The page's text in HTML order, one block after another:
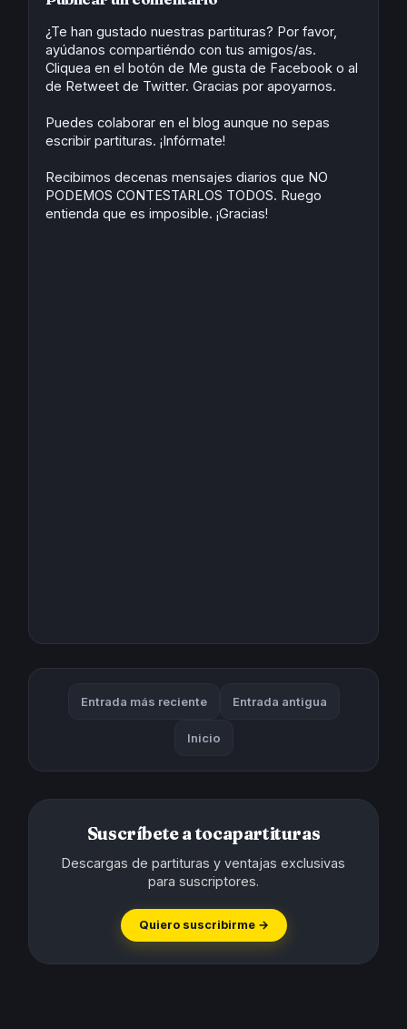
k n
s
p
¿Te han gustado nuestras partituras? Por favor,
ayúdanos compartiéndo con tus amigos/as.
Cliquea en el botón de Me gusta de Facebook o al
de Retweet de Twitter. Gracias por apoyarnos.
Puedes colaborar en el blog aunque no sepas
escribir partituras. ¡Infórmate!
Recibimos decenas mensajes diarios que NO
PODEMOS CONTESTARLOS TODOS. Ruego
entienda que es imposible. ¡Gracias!
Entrada más reciente Entrada antigua
Inicio
Suscríbete a tocapartituras
Descargas de partituras y ventajas exclusivas
para suscriptores.
Quiero suscribirme →